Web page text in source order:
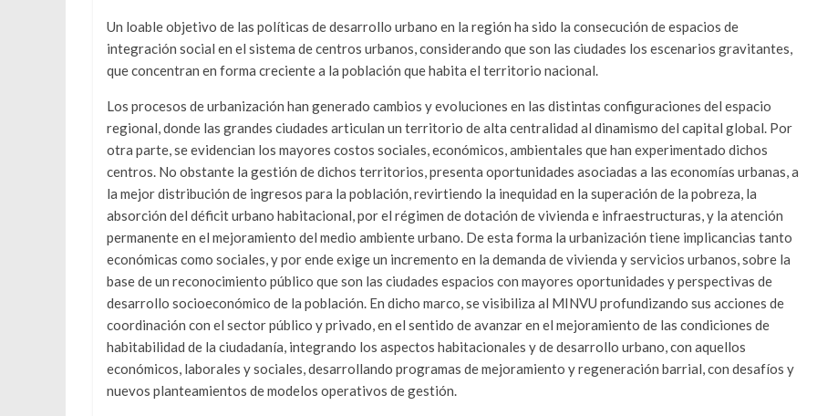
Un loable objetivo de las políticas de desarrollo urbano en la región ha sido la consecución de espacios de
integración social en el sistema de centros urbanos, considerando que son las ciudades los escenarios gravitantes,
que concentran en forma creciente a la población que habita el territorio nacional.
Los procesos de urbanización han generado cambios y evoluciones en las distintas configuraciones del espacio
regional, donde las grandes ciudades articulan un territorio de alta centralidad al dinamismo del capital global. Por
otra parte, se evidencian los mayores costos sociales, económicos, ambientales que han experimentado dichos
centros. No obstante la gestión de dichos territorios, presenta oportunidades asociadas a las economías urbanas, a
la mejor distribución de ingresos para la población, revirtiendo la inequidad en la superación de la pobreza, la
absorción del déficit urbano habitacional, por el régimen de dotación de vivienda e infraestructuras, y la atención
permanente en el mejoramiento del medio ambiente urbano. De esta forma la urbanización tiene implicancias tanto
económicas como sociales, y por ende exige un incremento en la demanda de vivienda y servicios urbanos, sobre la
base de un reconocimiento público que son las ciudades espacios con mayores oportunidades y perspectivas de
desarrollo socioeconómico de la población. En dicho marco, se visibiliza al MINVU profundizando sus acciones de
coordinación con el sector público y privado, en el sentido de avanzar en el mejoramiento de las condiciones de
habitabilidad de la ciudadanía, integrando los aspectos habitacionales y de desarrollo urbano, con aquellos
económicos, laborales y sociales, desarrollando programas de mejoramiento y regeneración barrial, con desafíos y
nuevos planteamientos de modelos operativos de gestión.